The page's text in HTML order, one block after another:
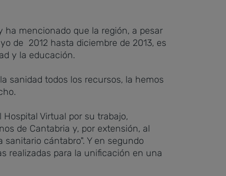
ha mencionado que la región, a pesar
de 2012 hasta diciembre de 2013, es
y la educación.
sanidad todos los recursos, la hemos
Virtual por su trabajo,
de Cantabria y, por extensión, al
cántabro". Y en segundo
realizadas para la unificación en una